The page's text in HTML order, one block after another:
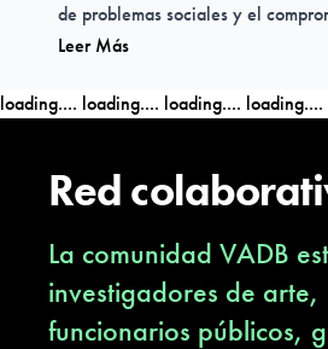
de problemas sociales y el
proyectos artísticos desafiantes y
Idiomas de trabajo:
Duración de la residencia:
Semanas: 3
Meses: 1
Número de estudios:
Leer Más
loading.... loading.... loading.... loading....
Red
La comunidad VADB
investigadores de
funcionarios públicos,